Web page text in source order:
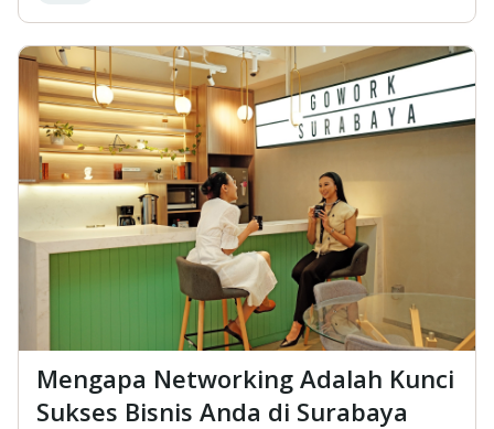
Mengapa Networking Adalah Kunci
Sukses Bisnis Anda di Surabaya